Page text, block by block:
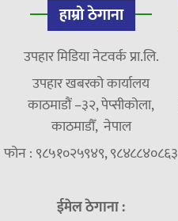
हाम्रो ठेगाना
उपहार मिडिया नेटवर्क प्रा.लि.
उपहार खबरको कार्यालय
काठमाडौं –३२, पेप्सीकोला,
काठमाडौँ, नेपाल
फोन : ९८५१०२५९४९, ९८४८८४०८६३
ईमेल ठेगाना :